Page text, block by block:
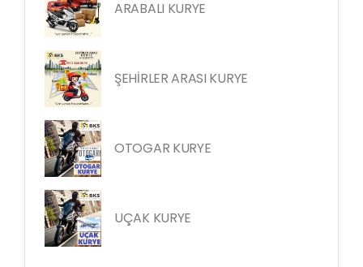
ARABALI KURYE
ŞEHİRLER ARASI KURYE
OTOGAR KURYE
UÇAK KURYE